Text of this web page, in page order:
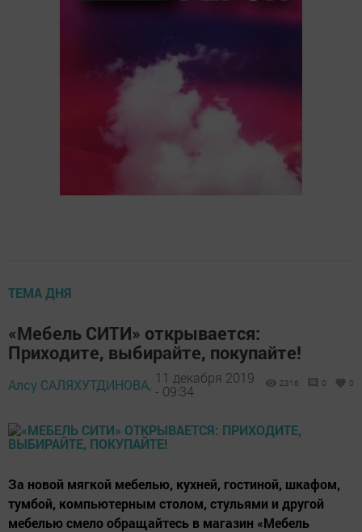
ТЕМА ДНЯ
«Мебель СИТИ» открывается:
Приходите, выбирайте, покупайте!
Алсу САЛЯХУТДИНОВА, 11 декабря 2019
- 09:34
2316 0 0
За новой мягкой мебелью, кухней, гостиной, шкафом,
тумбой, компьютерным столом, стульями и другой
мебелью смело обращайтесь в магазин «Мебель